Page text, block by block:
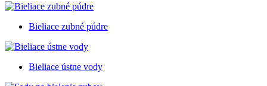
Bieliace zubné púdre
Bieliace ústne vody